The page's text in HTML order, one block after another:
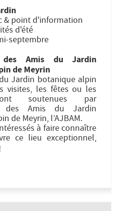
& point d'information
d'été
septembre
des Amis du Jardin
de Meyrin
Jardin botanique alpin
visites, les fêtes ou les
soutenues par
des Amis du Jardin
de Meyrin, l’AJBAM.
à faire connaître
ce lieu exceptionnel,